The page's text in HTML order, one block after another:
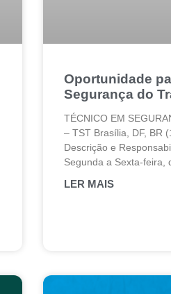
Oportunidade
Segurança do
TÉCNICO EM
– TST Brasília, DF, BR
Descrição e
Segunda a Sexta-feira,
LER MAIS